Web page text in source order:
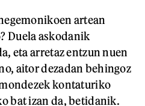
artean
Duela askodanik
eta arretaz entzun nuen
aitor dezadan behingoz
kontaturiko
bat izan da, betidanik.